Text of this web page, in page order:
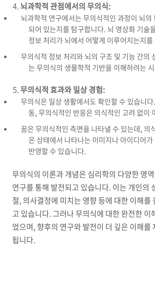
뇌과학적 관점에서의 무의식:
뇌과학적 연구에서는 무의식적인 과정이 뇌의
되어 있는지를 탐구합니다. 뇌 영상화 기술
정보 처리가 뇌에서 어떻게 이루어지는지
무의식적 정보 처리와 뇌의 구조 및 기능 간의
는 무의식의 생물학적 기반을 이해하려는
무의식적 효과와 일상 경험:
무의식은 일상 생활에서도 확인할 수 있습니
동, 무의식적인 반응은 의식적인 고려 없이
꿈은 무의식적인 측면을 나타낼 수 있는데, 의
은 상태에서 나타나는 이미지나 아이디어
반영할 수 있습니다.
무의식의 이론과 개념은 심리학의 다양한 영
연구를 통해 발전되고 있습니다. 이는 개인의
절, 의사결정에 미치는 영향 등에 대한 이해를
고 있습니다. 그러나 무의식에 대한 완전한 이
었으며, 향후의 연구와 발전이 더 깊은 이해를
됩니다.